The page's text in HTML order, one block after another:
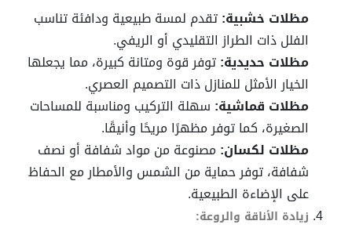
مظلات خشبية:تقدم لمسة طبيعية ودافئة تناسب
الفلل ذات الطراز التقليدي أو الريفي.
مظلات حديدية:توفر قوة ومتانة كبيرة، مما يجعلها
الخيار الأمثل للمنازل ذات التصميم العصري.
مظلات قماشية: سهلة التركيب ومناسبة للمساحات
الصغيرة، كما توفر مظهرًا مريحًا وأنيقًا.
مظلات لكسان:مصنوعة من مواد شفافة أو نصف
شفافة، توفر حماية من الشمس والأمطار مع الحفاظ
على الإضاءة الطبيعية.
زيادة الأناقة والروعة: